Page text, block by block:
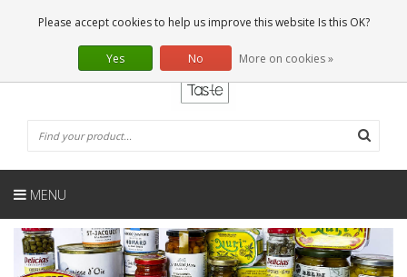
0 Articles
EN
MENU
Please accept cookies to help us improve this website Is this OK?
Yes No More on cookies »